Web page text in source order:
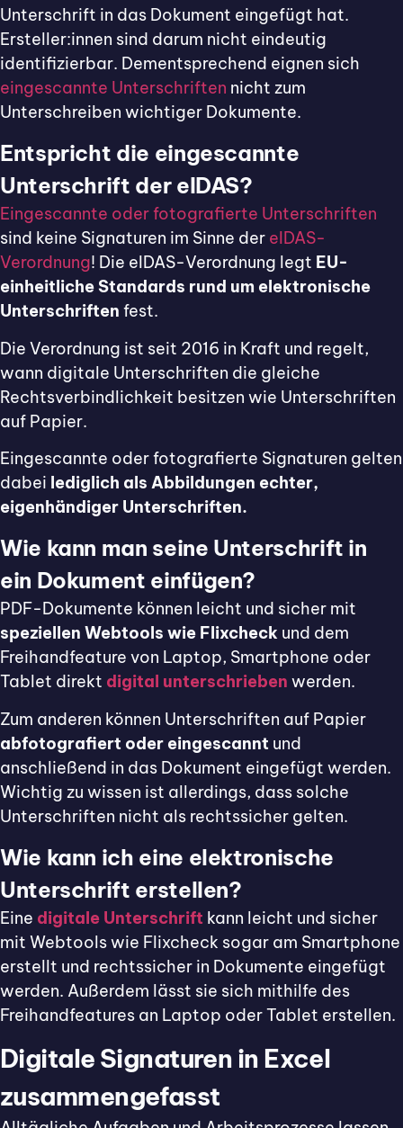
Unterschrift in das Dokument eingefügt hat.
Ersteller:innen sind darum nicht eindeutig
identifizierbar. Dementsprechend eignen sich
eingescannte Unterschriften nicht zum
Unterschreiben wichtiger Dokumente.
Entspricht die eingescannte
Unterschrift der eIDAS?
Eingescannte oder fotografierte Unterschriften
sind keine Signaturen im Sinne der eIDAS-
Verordnung! Die eIDAS-Verordnung legt EU-
einheitliche Standards rund um elektronische
Unterschriften fest.
Die Verordnung ist seit 2016 in Kraft und regelt,
wann digitale Unterschriften die gleiche
Rechtsverbindlichkeit besitzen wie Unterschriften
auf Papier.
Eingescannte oder fotografierte Signaturen gelten
dabei lediglich als Abbildungen echter,
eigenhändiger Unterschriften.
Wie kann man seine Unterschrift in
ein Dokument einfügen?
PDF-Dokumente können leicht und sicher mit
speziellen Webtools wie Flixcheck und dem
Freihandfeature von Laptop, Smartphone oder
Tablet direkt digital unterschrieben werden.
Zum anderen können Unterschriften auf Papier
abfotografiert oder eingescannt und
anschließend in das Dokument eingefügt werden.
Wichtig zu wissen ist allerdings, dass solche
Unterschriften nicht als rechtssicher gelten.
Wie kann ich eine elektronische
Unterschrift erstellen?
Eine digitale Unterschrift kann leicht und sicher
mit Webtools wie Flixcheck sogar am Smartphone
erstellt und rechtssicher in Dokumente eingefügt
werden. Außerdem lässt sie sich mithilfe des
Freihandfeatures an Laptop oder Tablet erstellen.
Digitale Signaturen in Excel
zusammengefasst